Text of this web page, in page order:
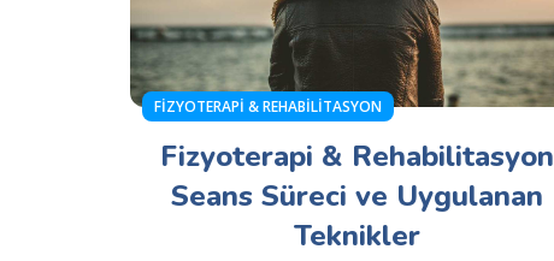
FIZYOTERAPI & REHABILITASYON
Fizyoterapi & Rehabilitasyon
Seans Süreci ve Uygulanan
Teknikler